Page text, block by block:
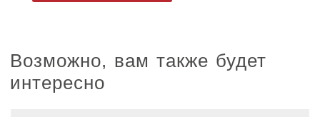
Возможно, вам также будет
интересно